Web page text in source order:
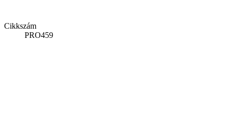
Cikkszám
PRO459